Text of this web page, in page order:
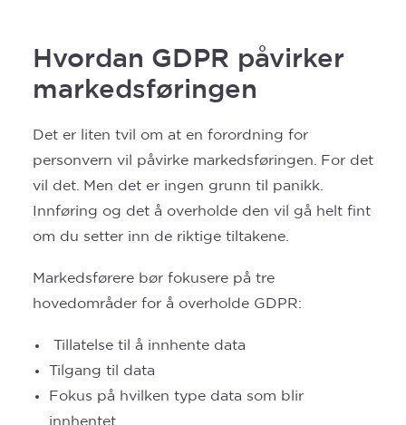
Hvordan GDPR påvirker
markedsføringen
Det er liten tvil om at en forordning for
personvern vil påvirke markedsføringen. For det
vil det. Men det er ingen grunn til panikk.
Innføring og det å overholde den vil gå helt fint
om du setter inn de riktige tiltakene.
Markedsførere bør fokusere på tre
hovedområder for å overholde GDPR:
Tillatelse til å innhente data
Tilgang til data
Fokus på hvilken type data som blir
innhentet